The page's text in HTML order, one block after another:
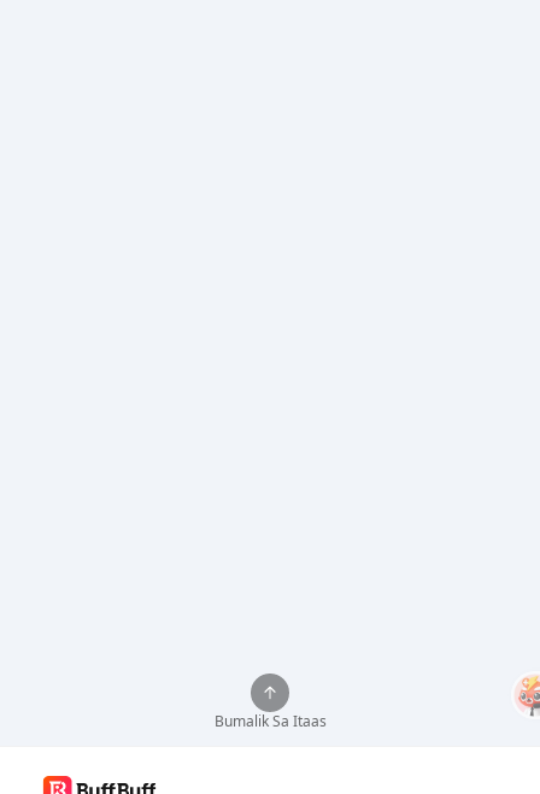
Bumalik Sa Itaas